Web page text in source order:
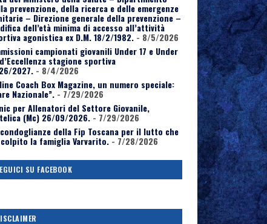
prevenzione, della ricerca e delle emergenze
– Direzione generale della prevenzione –
dell’età minima di accesso all’attività
agonistica ex D.M. 18/2/1982.- 8/5/2026
campionati giovanili Under 17 e Under
stagione sportiva
2027.- 8/4/2026
Coach Box Magazine, un numero speciale:
Nazionale”.- 7/29/2026
per Allenatori del Settore Giovanile,
(Mc) 26/09/2026.- 7/29/2026
della Fip Toscana per il lutto che
la famiglia Varvarito.- 7/28/2026
SU FACEBOOK